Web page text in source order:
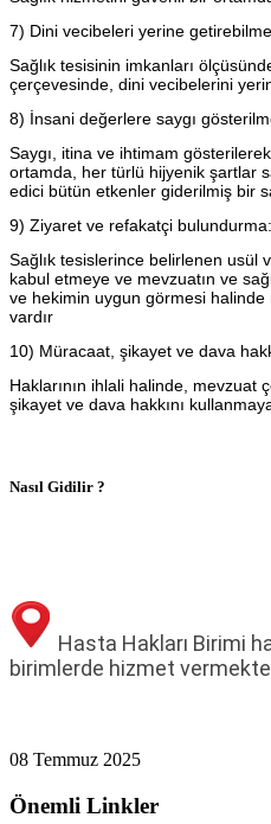
7) Dini vecibeleri yerine
Sağlık tesisinin imkanları
çerçevesinde, dini vecibelerini
8) İnsani değerlere saygı
Saygı, itina ve ihtimam
ortamda, her türlü hijyenik şartlar
edici bütün etkenler giderilmiş bir
9) Ziyaret ve refakatçi bulundurma:
Sağlık tesislerince belirlenen usül
kabul etmeye ve mevzuatın ve
ve hekimin uygun görmesi halinde
vardır
10) Müracaat, şikayet ve dava
Haklarının ihlali halinde, mevzuat
şikayet ve dava hakkını
Nasıl Gidilir ?
Hasta Hakları Birimi
birimlerde hizmet
08 Temmuz 2025
Önemli Linkler